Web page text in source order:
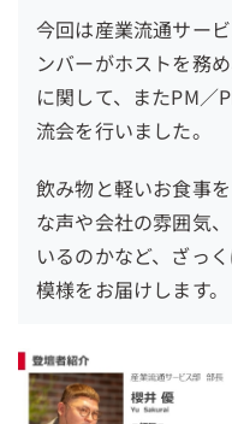
今回は産業流通サー
ンバーがホストを務
に関して、またPM／
流会を行いました。
飲み物と軽いお食事
な声や会社の雰囲気
いるのかなど、ざっ
模様をお届けします。